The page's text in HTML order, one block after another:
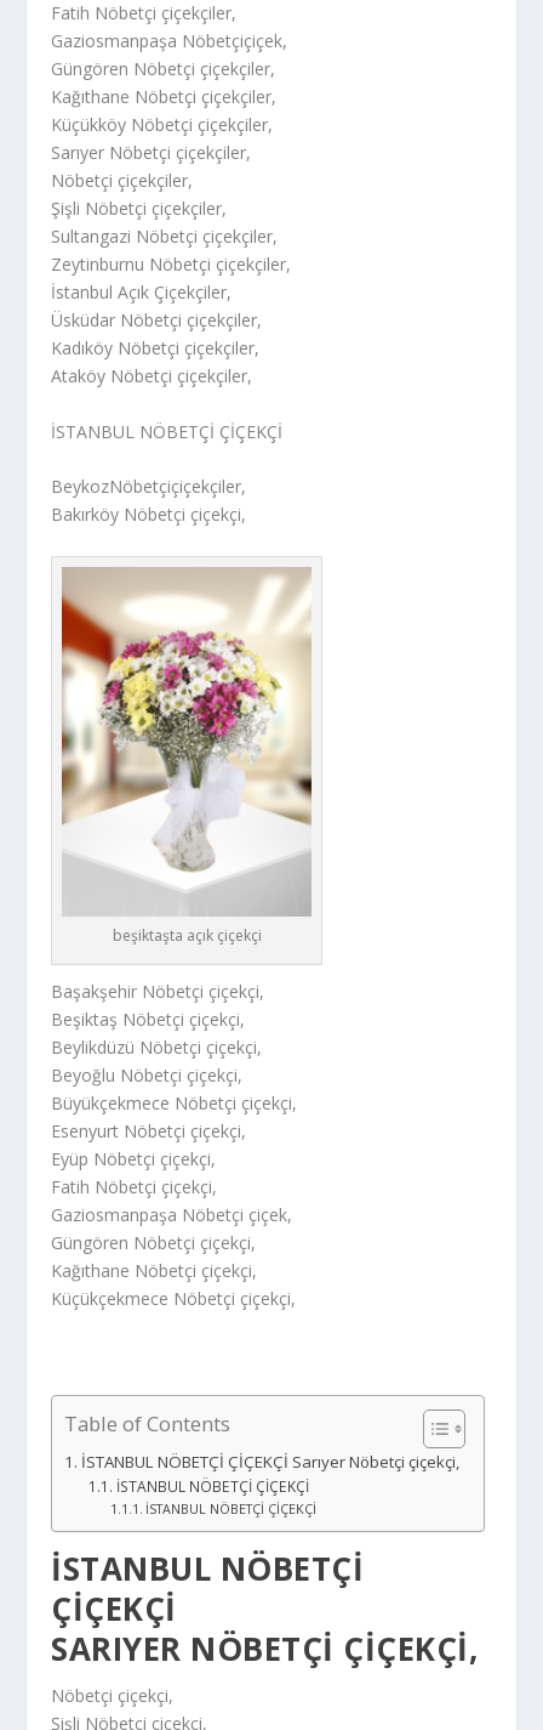
Fatih Nöbetçi çiçekçiler,
Gaziosmanpaşa Nöbetçiçiçek,
Güngören Nöbetçi çiçekçiler,
Kağıthane Nöbetçi çiçekçiler,
Küçükköy Nöbetçi çiçekçiler,
Sarıyer Nöbetçi çiçekçiler,
Nöbetçi çiçekçiler,
Şişli Nöbetçi çiçekçiler,
Sultangazi Nöbetçi çiçekçiler,
Zeytinburnu Nöbetçi çiçekçiler,
İstanbul Açık Çiçekçiler,
Üsküdar Nöbetçi çiçekçiler,
Kadıköy Nöbetçi çiçekçiler,
Ataköy Nöbetçi çiçekçiler,
İSTANBUL NÖBETÇİ ÇİÇEKÇİ
BeykozNöbetçiçiçekçiler,
Bakırköy Nöbetçi çiçekçi,
beşiktaşta açık çiçekçi
Başakşehir Nöbetçi çiçekçi,
Beşiktaş Nöbetçi çiçekçi,
Beylikdüzü Nöbetçi çiçekçi,
Beyoğlu Nöbetçi çiçekçi,
Büyükçekmece Nöbetçi çiçekçi,
Esenyurt Nöbetçi çiçekçi,
Eyüp Nöbetçi çiçekçi,
Fatih Nöbetçi çiçekçi,
Gaziosmanpaşa Nöbetçi çiçek,
Güngören Nöbetçi çiçekçi,
Kağıthane Nöbetçi çiçekçi,
Küçükçekmece Nöbetçi çiçekçi,
Table of Contents
İSTANBUL NÖBETÇİ ÇİÇEKÇİ Sarıyer Nöbetçi çiçekçi,
İSTANBUL NÖBETÇİ ÇİÇEKÇİ
İSTANBUL NÖBETÇİ ÇİÇEKÇİ
İSTANBUL NÖBETÇİ
ÇİÇEKÇİ
SARIYER NÖBETÇI ÇIÇEKÇI,
Nöbetçi çiçekçi,
Şişli Nöbetçi çiçekçi,